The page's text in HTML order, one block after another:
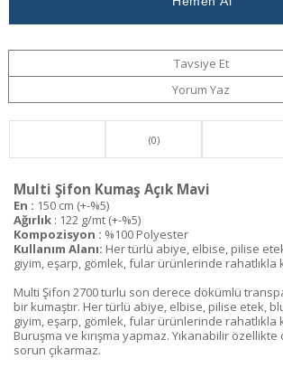
Tavsiye Et
Yorum Yaz
(0)
Multi Şifon Kumaş Açık Mavi
En : 150 cm (+-%5)
Ağırlık : 122 g/mt (+-%5)
Kompozisyon : %100 Polyester
Kullanım Alanı: Her türlü abiye, elbise, pilise
giyim, eşarp, gömlek, fular ürünlerinde rahatlıkla
Multi Şifon 2700 turlu son derece dökümlü
bir kumaştır. Her türlü abiye, elbise, pilise etek,
giyim, eşarp, gömlek, fular ürünlerinde rahatlıkla
Buruşma ve kırışma yapmaz. Yıkanabilir
sorun çıkarmaz.